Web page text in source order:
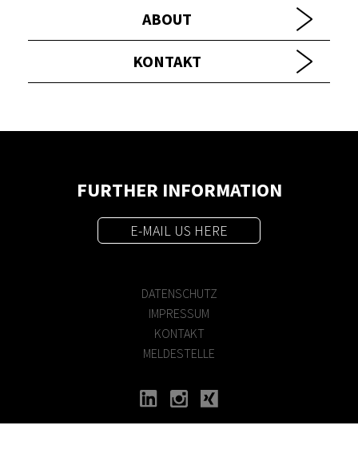
ABOUT
KONTAKT
FURTHER INFORMATION
E-MAIL US HERE
DATENSCHUTZ
IMPRESSUM
KONTAKT
MELDESTELLE